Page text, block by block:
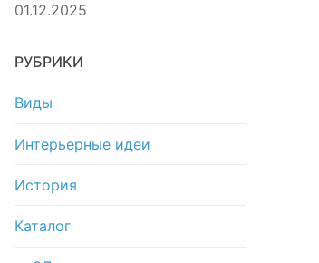
01.12.2025
РУБРИКИ
Виды
Интерьерные идеи
История
Каталог